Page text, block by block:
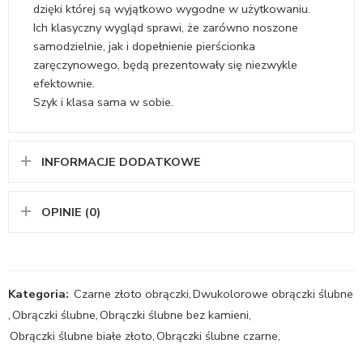
dzięki której są wyjątkowo wygodne w użytkowaniu.
Ich klasyczny wygląd sprawi, że zarówno noszone
samodzielnie, jak i dopełnienie pierścionka
zaręczynowego, będą prezentowały się niezwykle
efektownie.
Szyk i klasa sama w sobie.
INFORMACJE DODATKOWE
OPINIE (0)
Kategoria: Czarne złoto obrączki,Dwukolorowe obrączki ślubne
,Obrączki ślubne,Obrączki ślubne bez kamieni,
Obrączki ślubne białe złoto,Obrączki ślubne czarne,